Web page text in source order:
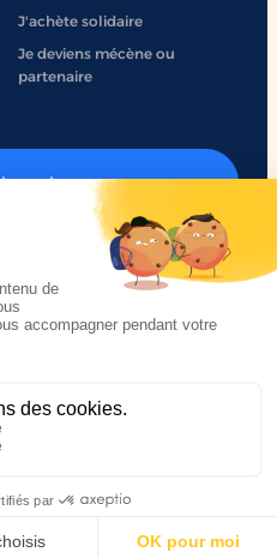
J'achète solidaire
Je deviens mécène ou
partenaire
un don
entreprise
site